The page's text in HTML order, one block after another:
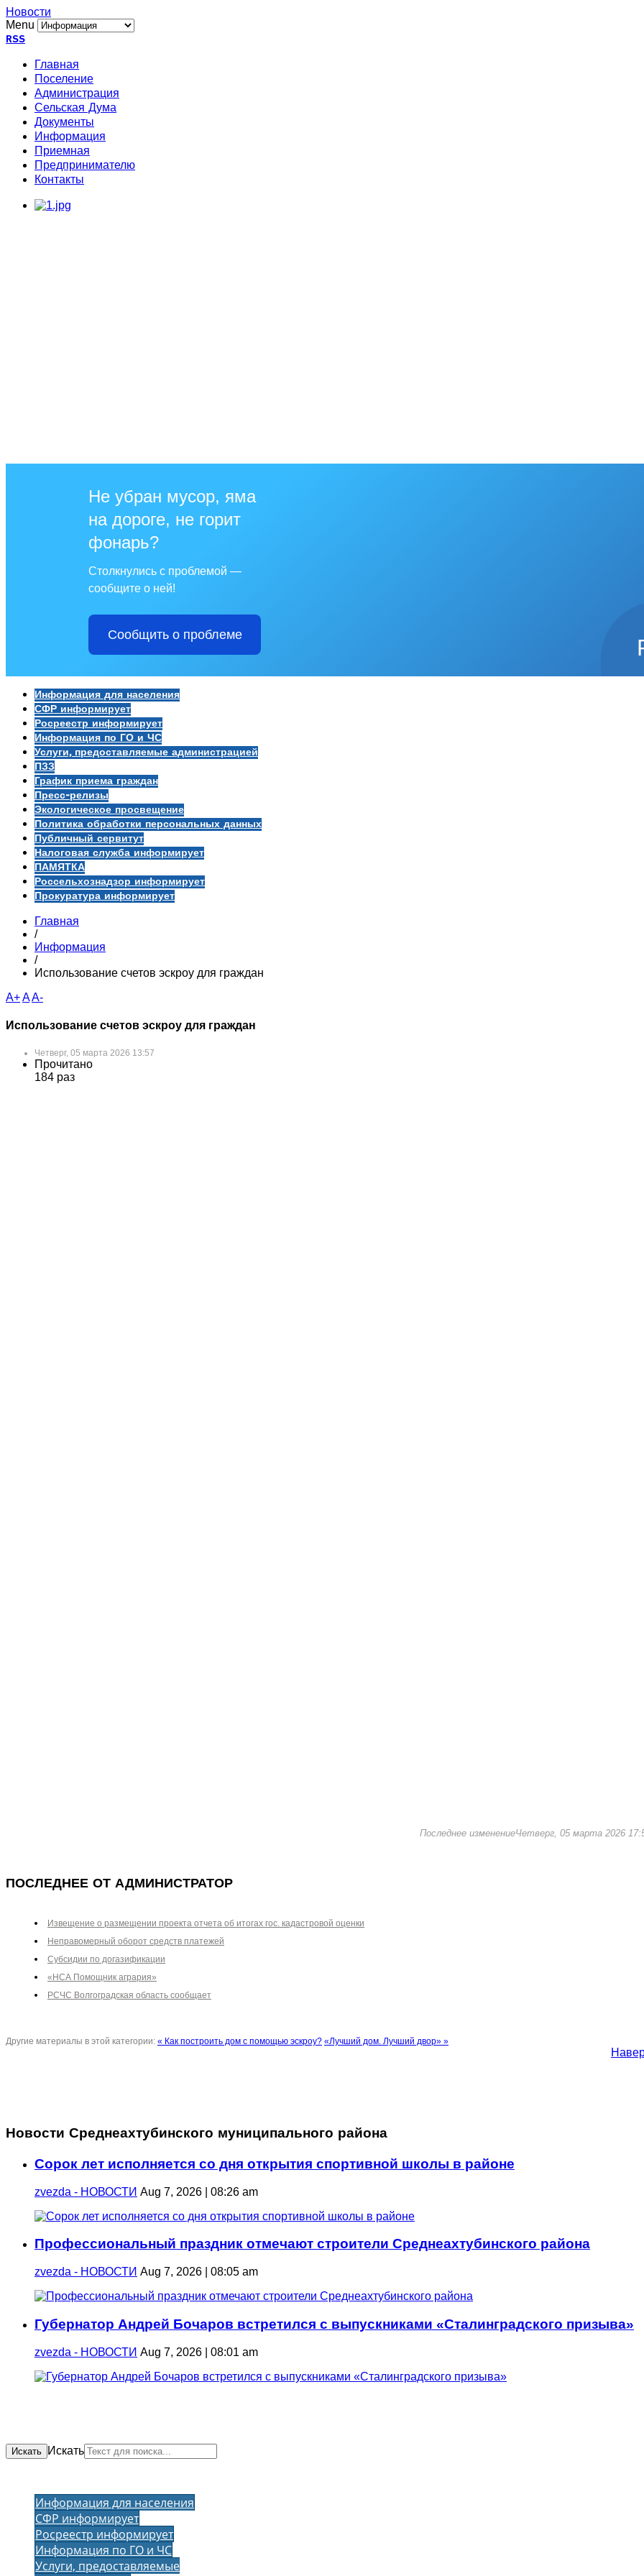
Новости
Menu
RSS
Главная
Поселение
Администрация
Сельская Дума
Документы
Информация
Приемная
Предпринимателю
Контакты
Не убран мусор, яма
на дороге, не горит
фонарь?
Столкнулись с проблемой —
сообщите о ней!
Сообщить о проблеме
Информация для населения
СФР информирует
Росреестр информирует
Информация по ГО и ЧС
Услуги, предоставляемые администрацией
ПЗЗ
График приема граждан
Пресс-релизы
Экологическое просвещение
Политика обработки персональных данных
Публичный сервитут
Налоговая служба информирует
ПАМЯТКА
Россельхознадзор информирует
Прокуратура информирует
Главная
/
Информация
/
Использование счетов эскроу для граждан
A+AA-
Использование счетов эскроу для граждан
Четверг, 05 марта 2026 13:57
Прочитано
184 раз
Последнее изменениеЧетверг, 05 марта 2026
ПОСЛЕДНЕЕ ОТ АДМИНИСТРАТОР
Извещение о размещении проекта отчета об итогах гос. кадастровой оценки
Неправомерный оборот средств платежей
Субсидии по догазификации
«НСА Помощник агрария»
РСЧС Волгоградская область сообщает
Другие материалы в этой категории: « Как построить дом с помощью эскроу? «Лучший дом. Лучший двор» »
Новости Среднеахтубинского муниципального района
Сорок лет исполняется со дня открытия спортивной школы в районе
zvezda - НОВОСТИ Aug 7, 2026 | 08:26 am
Профессиональный праздник отмечают строители Среднеахтубинского района
zvezda - НОВОСТИ Aug 7, 2026 | 08:05 am
Губернатор Андрей Бочаров встретился с выпускниками «Сталинградского призыва»
zvezda - НОВОСТИ Aug 7, 2026 | 08:01 am
Искать Искать
Информация для населения
СФР информирует
Росреестр информирует
Информация по ГО и ЧС
Услуги, предоставляемые